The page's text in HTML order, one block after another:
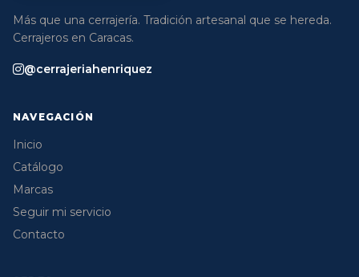
Más que una cerrajería. Tradición artesanal que se hereda.
Cerrajeros en Caracas.
@cerrajeriahenriquez
NAVEGACIÓN
Inicio
Catálogo
Marcas
Seguir mi servicio
Contacto